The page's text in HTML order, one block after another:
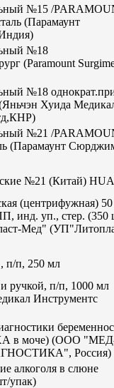
№15 /
(Парамаунт
№18
(Paramount
№18
Хуида
№21 /
(Парамаунт
№21 (Китай)
(центрифужная)
инд. уп., стер. (350
Мед"
п/п, 250 мл
ручкой, п/п, 1000 мл
Инструментс
в моче) (ООО
Россия)
алкоголя в слюне
упак)